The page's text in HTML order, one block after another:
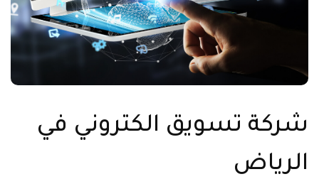
شركة تسويق الكتروني في
الرياض